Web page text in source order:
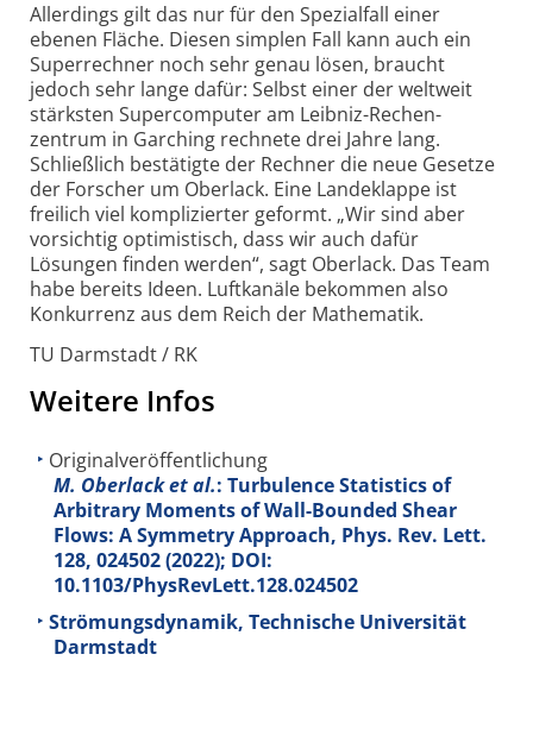
Allerdings gilt das nur für den Spezialfall einer
ebenen Fläche. Diesen simplen Fall kann auch ein
Superrechner noch sehr genau lösen, braucht
jedoch sehr lange dafür: Selbst einer der weltweit
stärksten Supercomputer am Leibniz-Rechen­
zentrum in Garching rechnete drei Jahre lang.
Schließlich bestätigte der Rechner die neue Gesetze
der Forscher um Oberlack. Eine Landeklappe ist
freilich viel komplizierter geformt. „Wir sind aber
vorsichtig optimistisch, dass wir auch dafür
Lösungen finden werden“, sagt Oberlack. Das Team
habe bereits Ideen. Luftkanäle bekommen also
Konkurrenz aus dem Reich der Mathematik.
TU Darmstadt / RK
Weitere Infos
Originalveröffentlichung
M. Oberlack et al.: Turbulence Statistics of
Arbitrary Moments of Wall-Bounded Shear
Flows: A Symmetry Approach, Phys. Rev. Lett.
128, 024502 (2022); DOI:
10.1103/PhysRevLett.128.024502
Strömungsdynamik, Technische Universität
Darmstadt